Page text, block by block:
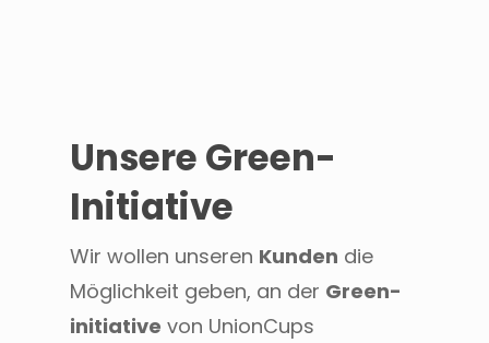
Unsere Green-
Initiative
Wir wollen unseren Kunden die
Möglichkeit geben, an der Green-
initiative von UnionCups